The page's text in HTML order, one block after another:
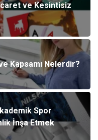
ve Kesintisiz
Kapsamı Nelerdir?
Spor
İnşa Etmek